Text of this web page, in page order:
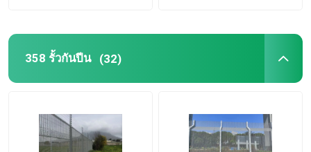
358 รั้วกันปีน (32)